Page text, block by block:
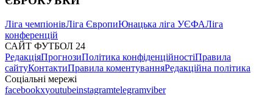
Ліга чемпіонівЛіга ЄвропиЮнацька ліга УЄФАЛіга
конференцій
САЙТ ФУТБОЛ 24
РедакціяПрогнозиПолітика конфіденційностіПравила
сайтуКонтактиПравила коментуванняРедакційна політика
Соціальні мережі
facebookxyoutubeinstagramtelegramviber